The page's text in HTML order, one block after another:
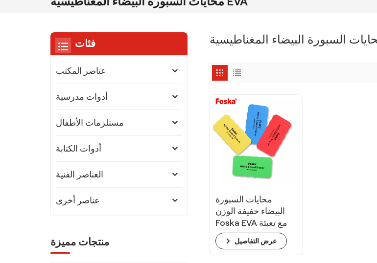
محايات السبورة
البيضاء خفيفة الوزن
Foska EVA مع تعبئة
أكياس OPP الفردية
عرض التفاصيل
فئات
عناصر المكتب
أدوات مدرسية
مستلزمات الأطفال
أدوات الكتابة
العناصر الفنية
عناصر أخرى
منتجات مميزة